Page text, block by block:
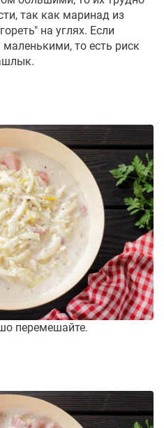
так как маринад из
на углях. Если
то есть риск
перемешайте.